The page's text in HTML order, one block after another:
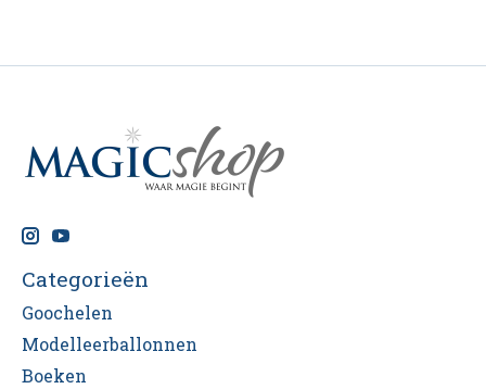
Categorieën
Goochelen
Modelleerballonnen
Boeken